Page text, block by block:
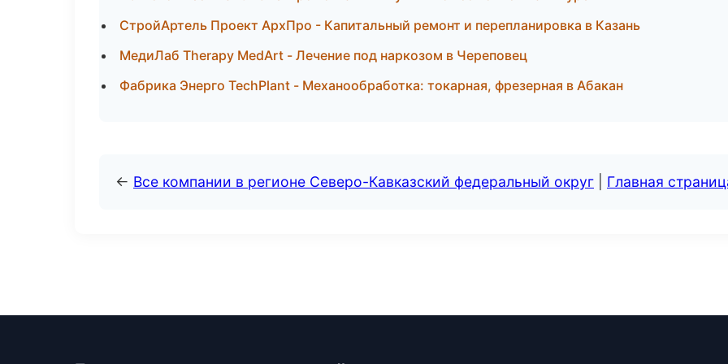
СтройАртель Проект АрхПро - Капитальный ремонт и перепланировка в Казань
МедиЛаб Therapy MedArt - Лечение под наркозом в Череповец
Фабрика Энерго TechPlant - Механообработка: токарная, фрезерная в Абакан
← Все компании в регионе Северо-Кавказский федеральный округ Главная